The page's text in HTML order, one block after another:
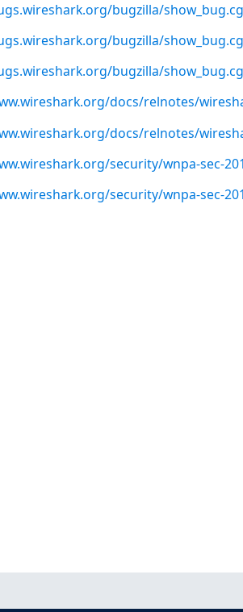
bugzilla/
bugzilla/
bugzilla/
docs/relnotes/
docs/relnotes/
security/wnpa-sec-
security/wnpa-sec-